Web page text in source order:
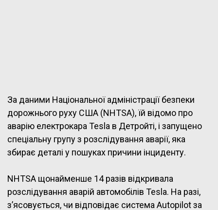
За даними Національної адміністрації безпеки
дорожнього руху США (NHTSA), їй відомо про
аварію електрокара Tesla в Детройті, і запущено
спеціальну групу з розслідування аварії, яка
збирає деталі у пошуках причини інциденту.
NHTSA щонайменше 14 разів відкривала
розслідування аварій автомобілів Tesla. На разі,
з’ясовується, чи відповідає система Autopilot за